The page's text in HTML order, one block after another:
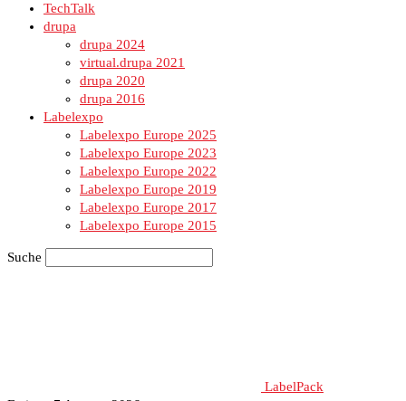
TechTalk
drupa
drupa 2024
virtual.drupa 2021
drupa 2020
drupa 2016
Labelexpo
Labelexpo Europe 2025
Labelexpo Europe 2023
Labelexpo Europe 2022
Labelexpo Europe 2019
Labelexpo Europe 2017
Labelexpo Europe 2015
Suche
LabelPack